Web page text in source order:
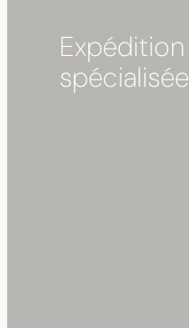
Expédition
spécialisée